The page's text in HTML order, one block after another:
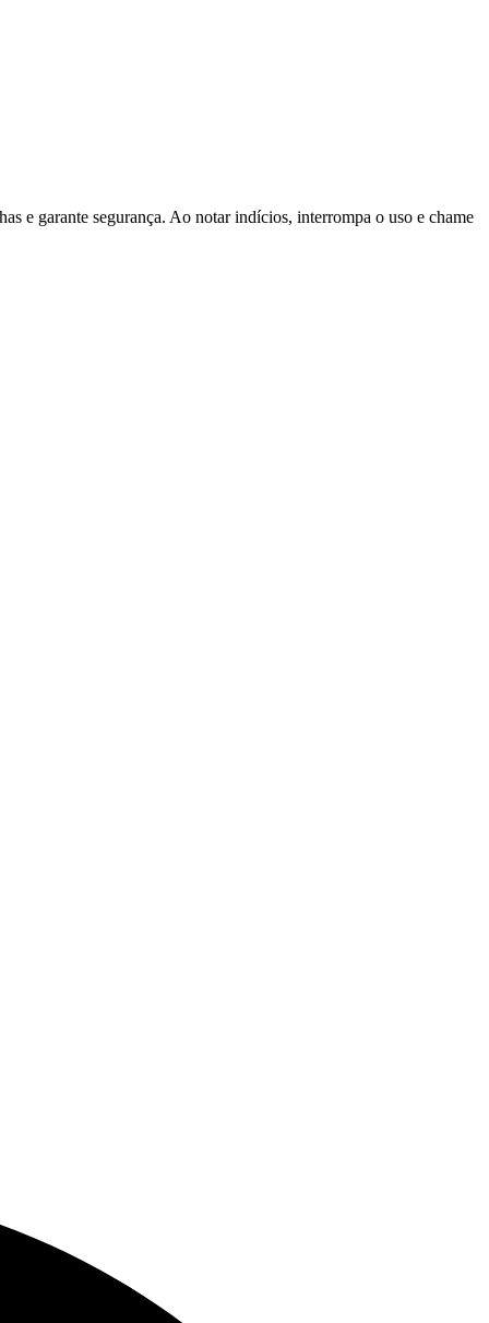
e garante segurança. Ao notar indícios, interrompa o uso e chame